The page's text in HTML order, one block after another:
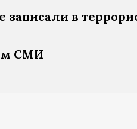
записали в
СМИ